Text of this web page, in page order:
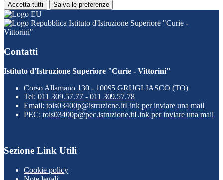
Accetta tutti Salva le preferenze
Istituto d'Istruzione Superiore "Curie -
Vittorini"
Contatti
Istituto d'Istruzione Superiore "Curie - Vittorini"
Corso Allamano 130 - 10095 GRUGLIASCO (TO)
Tel: 011 309.57.77 - 011 309.57.78
Email: tois03400p@istruzione.itLink per inviare una mail
PEC: tois03400p@pec.istruzione.itLink per inviare una mail
Sezione Link Utili
Cookie policy